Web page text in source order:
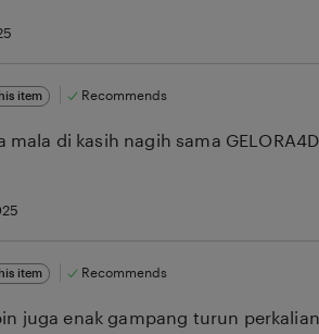
item Recommends
mala di kasih nagih sama
item Recommends
juga enak gampang turun perkalian